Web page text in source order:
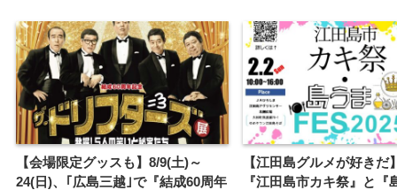
【会場限定グッスも】8/9(土)～
24(日)、｢広島三越｣で『結成60周年
【江田島グルメが好きだ
『江田島市カキ祭』と『